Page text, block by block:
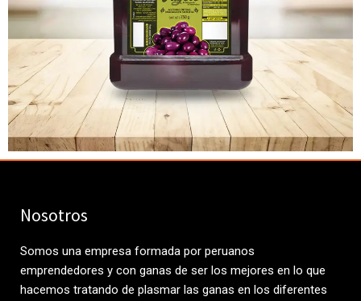
Nosotros
Somos una empresa formada por peruanos
emprendedores y con ganas de ser los mejores en lo que
hacemos tratando de plasmar las ganas en los diferentes